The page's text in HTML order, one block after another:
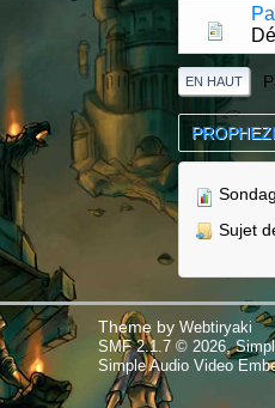
EN HAUT
Sujet
Theme byWebtiryaki
SMF 2.1.7 © 2026,
Simple Audio Video